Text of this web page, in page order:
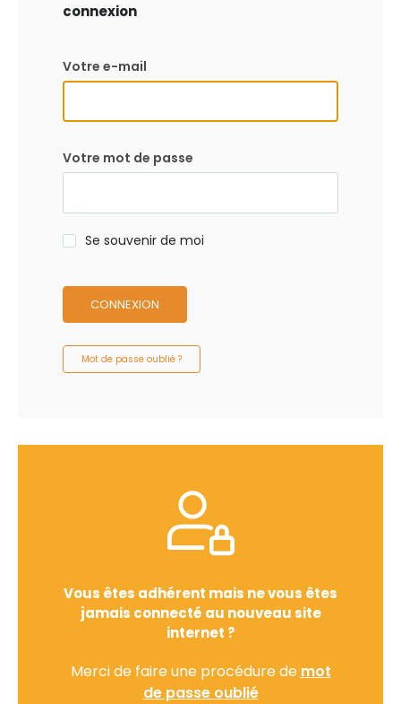
connexion
Votre e-mail
Votre mot de passe
Se souvenir de moi
CONNEXION
Mot de passe oublié ?
Vous êtes adhérent mais ne vous êtes
jamais connecté au nouveau site
internet ?
Merci de faire une procédure de mot
de passe oublié